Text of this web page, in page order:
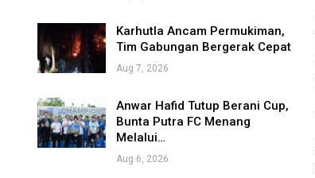
Karhutla Ancam Permukiman,
Tim Gabungan Bergerak Cepat
Aug 7, 2026
Anwar Hafid Tutup Berani Cup,
Bunta Putra FC Menang
Melalui…
Aug 6, 2026